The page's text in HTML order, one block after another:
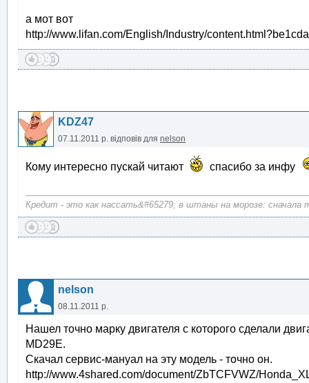
а мот вот
http://www.lifan.com/English/Industry/
KDZ47
07.11.2011 р. відповів для nelson
Кому интересно пускай читают спасибо за инфу
Кредит - это как нассать&#65279; в штаны на морозе: сначала
nelson
08.11.2011 р.
Нашел точно марку двигателя с которого сделали
MD29E.
Скачал сервис-мануал на эту модель - точно он.
http://www.4shared.com/document/ZbTCFVWZ/